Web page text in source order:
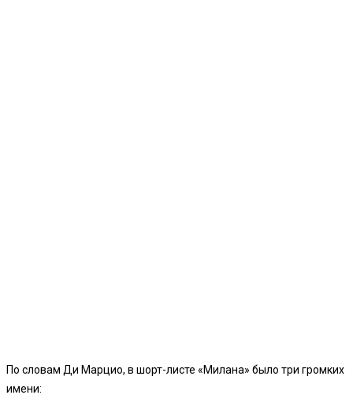
По словам Ди Марцио, в шорт-листе «Милана» было три громких
имени: